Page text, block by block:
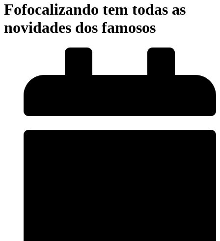
Fofocalizando tem todas as
novidades dos famosos